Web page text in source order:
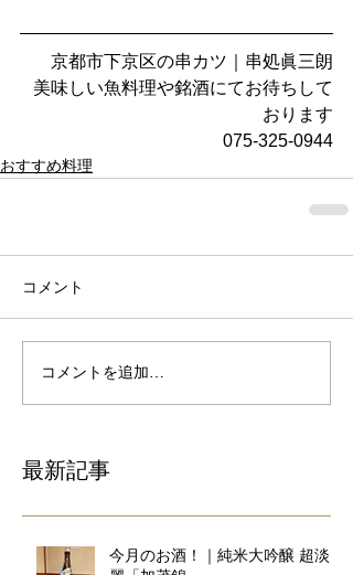
京都市下京区の串カツ｜串処眞三朗
美味しい魚料理や銘酒にてお待ちして
おります
075-325-0944
おすすめ料理
コメント
コメントを追加…
最新記事
今月のお酒！｜純米大吟醸 超淡